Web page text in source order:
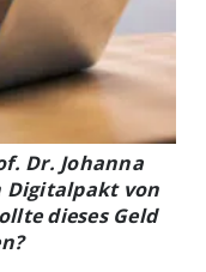
Dr. Johanna
Digitalpakt von
dieses Geld